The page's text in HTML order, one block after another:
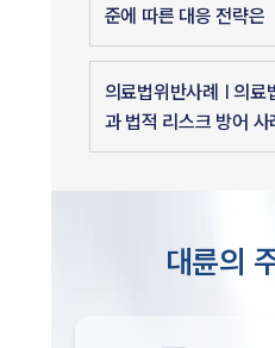
준에 따른 대응 전략은
의료법위반사례 | 의료
과 법적 리스크 방어 사
대륜의